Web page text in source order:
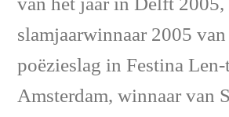
slamjaarwinnaar 2005
poëzieslag in Festina Len-
Amsterdam, winnaar van